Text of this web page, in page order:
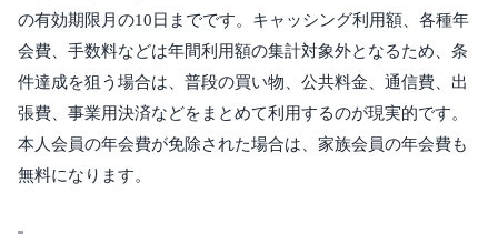
の有効期限月の10日までです。キャッシング利用額、各種年
会費、手数料などは年間利用額の集計対象外となるため、条
件達成を狙う場合は、普段の買い物、公共料金、通信費、出
張費、事業用決済などをまとめて利用するのが現実的です。
本人会員の年会費が免除された場合は、家族会員の年会費も
無料になります。